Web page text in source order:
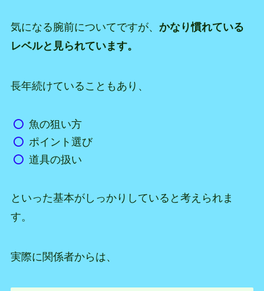
気になる腕前についてですが、 かなり慣れている
レベルと見られています。
長年続けていることもあり、
魚の狙い方
ポイント選び
道具の扱い
といった基本がしっかりしていると考えられま
す。
実際に関係者からは、